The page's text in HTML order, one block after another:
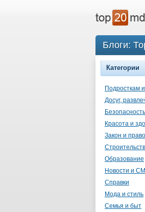
Блоги:
Категории
Подросткам
Досуг,
Безопасность
Красота и
Закон и право
Образование
Новости и
Справки
Мода и стиль
Семья и быт